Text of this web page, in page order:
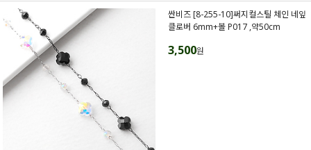
싼비즈 [8-255-10]써지컬스틸 체인 네잎
클로버 6mm+볼 P017 ,약50cm
3,500원